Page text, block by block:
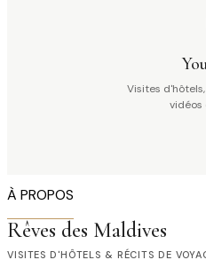
Visites
vidéos
À PROPOS
Rêves des Maldives
VISITES D'HÔTELS & RÉCITS DE